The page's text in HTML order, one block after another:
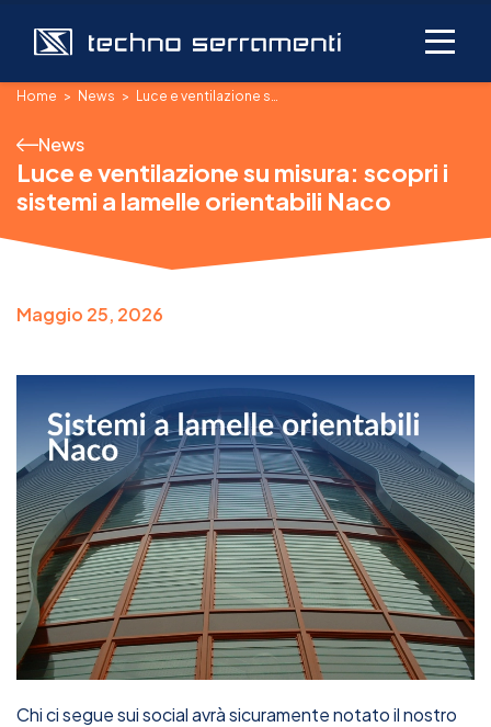
Home News
News
Luce e ventilazione su misura: scopri i
sistemi a lamelle orientabili Naco
Maggio 25, 2026
Chi ci segue sui social avrà sicuramente notato il nostro